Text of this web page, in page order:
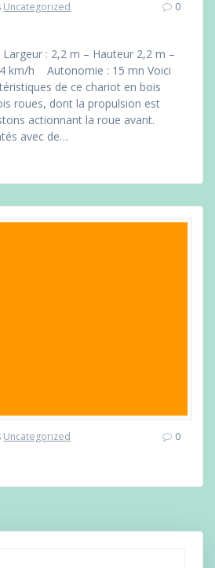
Uncategorized
0
: 2,2 m – Hauteur 2,2 m –
4 km/h Autonomie : 15 mn Voici
de ce chariot en bois
roues, dont la propulsion est
actionnant la roue avant.
avec de…
Uncategorized
0